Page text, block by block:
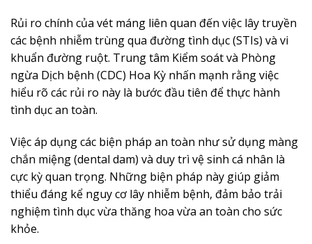
Rủi ro chính của vét máng liên quan đến việc lây truyền
các bệnh nhiễm trùng qua đường tình dục (STIs) và vi
khuẩn đường ruột. Trung tâm Kiểm soát và Phòng
ngừa Dịch bệnh (CDC) Hoa Kỳ nhấn mạnh rằng việc
hiểu rõ các rủi ro này là bước đầu tiên để thực hành
tình dục an toàn.
Việc áp dụng các biện pháp an toàn như sử dụng màng
chắn miệng (dental dam) và duy trì vệ sinh cá nhân là
cực kỳ quan trọng. Những biện pháp này giúp giảm
thiểu đáng kể nguy cơ lây nhiễm bệnh, đảm bảo trải
nghiệm tình dục vừa thăng hoa vừa an toàn cho sức
khỏe.